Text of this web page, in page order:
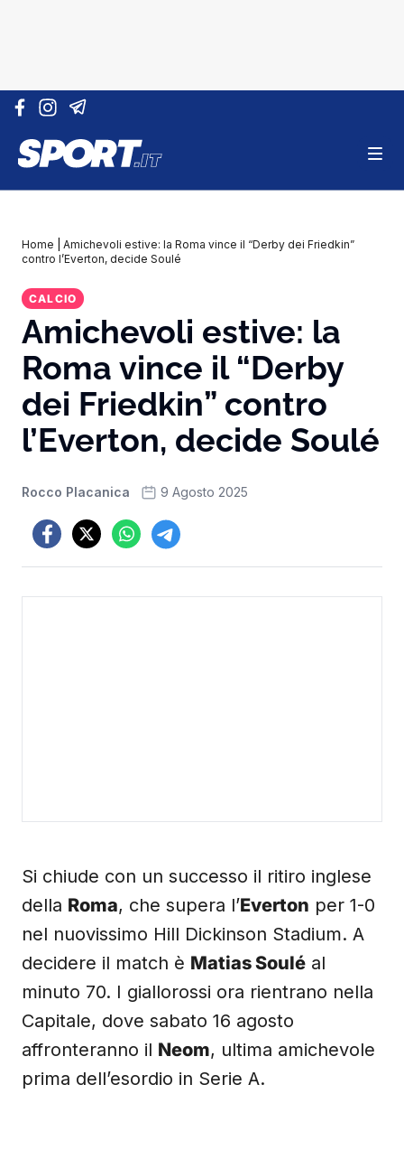
Vai al contenuto
Home
Amichevoli estive: la Roma vince il “Derby dei Friedkin”
contro l’Everton, decide Soulé
CALCIO
Amichevoli estive: la
Roma vince il “Derby
dei Friedkin” contro
l’Everton, decide Soulé
Rocco Placanica 9 Agosto 2025
Si chiude con un successo il ritiro inglese
della Roma, che supera l’Everton per 1-0
nel nuovissimo Hill Dickinson Stadium. A
decidere il match è Matias Soulé al
minuto 70. I giallorossi ora rientrano nella
Capitale, dove sabato 16 agosto
affronteranno il Neom, ultima amichevole
prima dell’esordio in Serie A.